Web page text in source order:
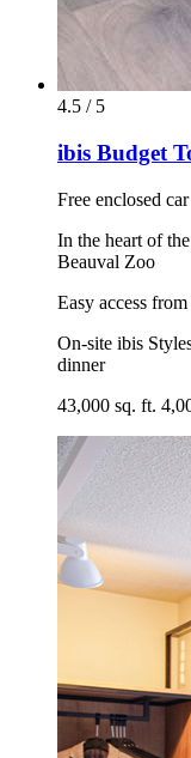
4.5 / 5
ibis Budget
Free enclosed
In the heart of
Beauval Zoo
Easy access
On-site ibis
dinner
43,000 sq. ft.